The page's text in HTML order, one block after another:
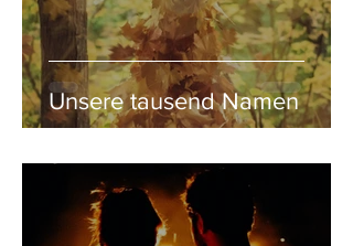
Unsere tausend Namen